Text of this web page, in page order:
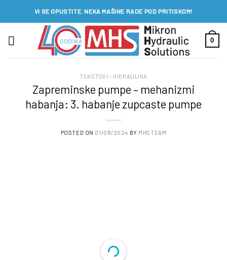
VI SE OPUSTITE. NEKA MAŠINE RADE POD PRITISKOM!
0
TEKSTOVI - HIDRAULIKA
Zapreminske pumpe – mehanizmi
habanja: 3. habanje zupcaste pumpe
POSTED ON 01/08/2024 BY MHSTEAM